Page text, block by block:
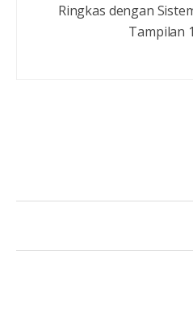
Ringkas dengan
Tampilan